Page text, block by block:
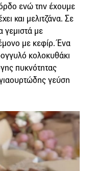
ενώ την έχουμε
και μελιτζάνα. Σε
γεμιστά με
με κεφίρ. Ένα
κολοκυθάκι
πυκνότητας
γεύση